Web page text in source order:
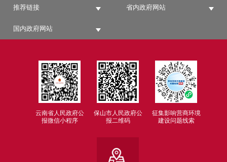
推荐链接 省内政府网站
国内政府网站
云南省人民政府公
报微信小程序
保山市人民政府公
报二维码
征集影响营商环境
建设问题线索